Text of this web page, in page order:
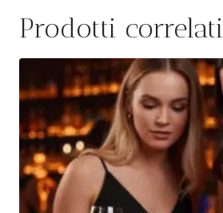
Prodotti correlati